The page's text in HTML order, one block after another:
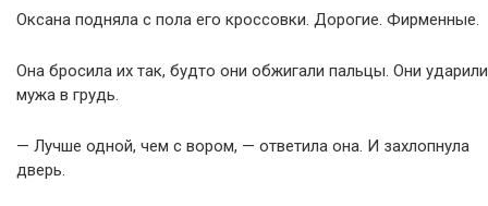
Оксана подняла с пола его кроссовки. Дорогие. Фирменные.
Она бросила их так, будто они обжигали пальцы. Они ударили
мужа в грудь.
— Лучше одной, чем с вором, — ответила она. И захлопнула
дверь.